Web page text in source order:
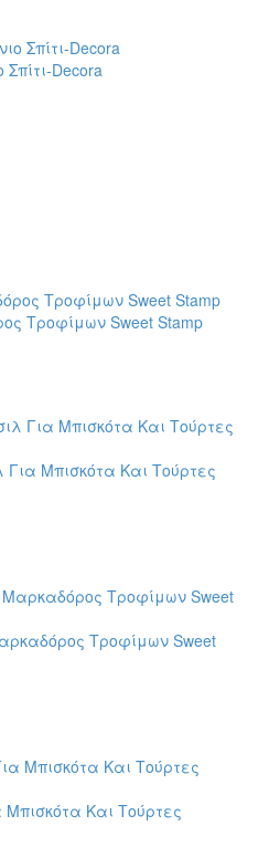
Decora
Τροφίμων Sweet Stamp
Για Μπισκότα Και Τούρτες
Τροφίμων Sweet
Μπισκότα Και Τούρτες